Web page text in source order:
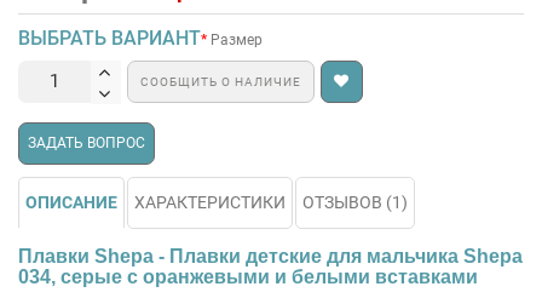
ВЫБРАТЬ ВАРИАНТ Размер
СООБЩИТЬ О НАЛИЧИЕ
ЗАДАТЬ ВОПРОС
ОПИСАНИЕ ХАРАКТЕРИСТИКИ ОТЗЫВОВ (1)
Плавки Shepa - Плавки детские для мальчика Shepa
034, серые с оранжевыми и белыми вставками